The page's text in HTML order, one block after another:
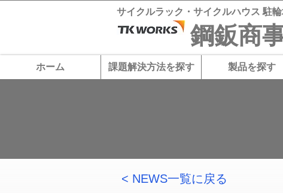
サイクルラック・サイクルハウス 駐
鋼鈑商
ホーム 課題解決方法を探す 製品を探す
< NEWS一覧に戻る